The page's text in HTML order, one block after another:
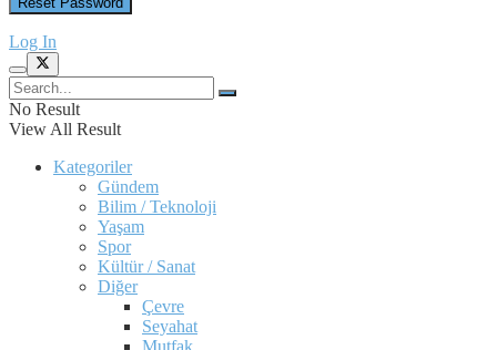
Log In
No Result
View All Result
Kategoriler
Gündem
Bilim / Teknoloji
Yaşam
Spor
Kültür / Sanat
Diğer
Çevre
Seyahat
Mutfak